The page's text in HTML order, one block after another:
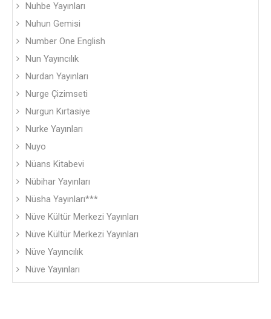
Nuhbe Yayınları
Nuhun Gemisi
Number One English
Nun Yayıncılık
Nurdan Yayınları
Nurge Çizimseti
Nurgun Kırtasiye
Nurke Yayınları
Nuyo
Nüans Kitabevi
Nübihar Yayınları
Nüsha Yayınları***
Nüve Kültür Merkezi Yayınları
Nüve Kültür Merkezi Yayınları
Nüve Yayıncılık
Nüve Yayınları